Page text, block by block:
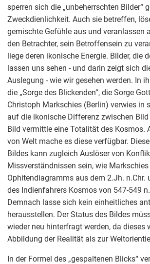
sperren sich die „unbeherrschten Bilder“
Zweckdienlichkeit. Auch sie betreffen,
gemischte Gefühle aus und veranlassen
den Betrachter, sein Betroffensein zu
liege deren ikonische Energie. Bilder, die
lassen uns sehen - und darin zeigt sich
Auslegung - wie wir gesehen werden. In
die „Sorge des Blickenden“, die Sorge
Christoph Markschies (Berlin) verwies in
auf die ikonische Differenz zwischen
Bild vermittle eine Totalität des Kosmos.
von Welt mache es diese verfügbar.
Bildes kann zugleich Auslöser von
Missverständnissen sein, wie
Ophitendiagramms aus dem 2.Jh. n.Chr.
des Indienfahrers Kosmos von 547-549
Demnach lasse sich kein einheitliches
herausstellen. Der Status des Bildes
wieder neu hinterfragt werden, da dieses
Abbildung der Realität als zur
In der Formel des „gespaltenen Blicks“